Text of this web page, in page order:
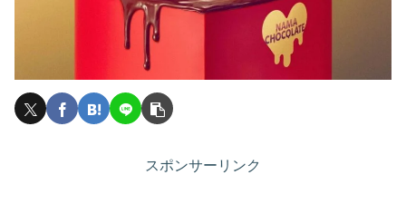
スポンサーリンク